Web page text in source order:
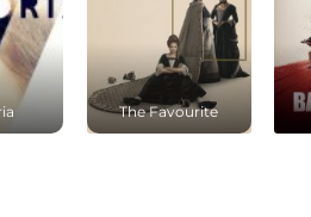
The Favourite